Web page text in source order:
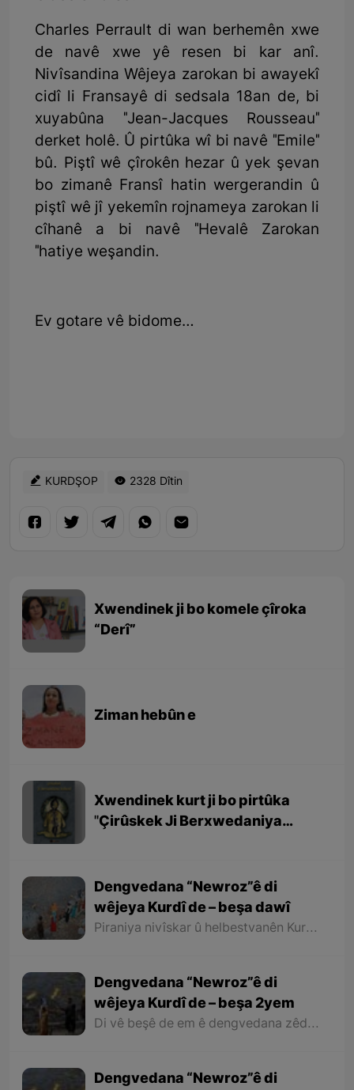
Charles Perrault di wan berhemên xwe
de navê xwe yê resen bi kar anî.
Nivîsandina Wêjeya zarokan bi awayekî
cidî li Fransayê di sedsala 18an de, bi
xuyabûna "Jean-Jacques Rousseau"
derket holê. Û pirtûka wî bi navê "Emile"
bû. Piştî wê çîrokên hezar û yek şevan
bo zimanê Fransî hatin wergerandin û
piştî wê jî yekemîn rojnameya zarokan li
cîhanê a bi navê "Hevalê Zarokan
"hatiye weşandin.
Ev gotare vê bidome…
KURDŞOP 2328 Dîtin
Xwendinek ji bo komele çîroka
“Derî”
Ziman hebûn e
Xwendinek kurt ji bo pirtûka
''Çirûskek Ji Berxwedaniya
Dengvedana “Newroz”ê di
wêjeya Kurdî de – beşa dawî
Piraniya nivîskar û helbestvanên Kurd di helbest û deqên xwe de behsa Newrozê kirine ku ji ber nebûna derfetê em ê tenê îşareyê bi çend mînak ji helbestên wan bikin. Di dawiyê de ez dixwazim bibêjim ku helbestvanên wek “Muxlîs, Ewnî, Hejar, Zarî, Elî Heseniyanî, Jîla Huseynî, Mihemed Salih Dîlan, Esîrî, Nasir Axabira, Celal Melekşa, Şêrko Bêkes û Ebdulah Paşêw” û hwd, di çend helbestên xwe de behsa Newrozê kirine û bal kişandine ser Kurdistanîbûna Newrozê.
Dengvedana “Newroz”ê di
wêjeya Kurdî de – beşa 2yem
Di vê beşê de em ê dengvedana zêdetir a Newrozê di helbest û deqên Kurdî de rabixine ber çavan. Herwisa pêwîst e em îşare bi wê yekê jî bikin ku tevî wê ku em di vê gotarê de dengvedana “Newroz”ê di edebiyata Kurdî de dibînin, em ê hin nivîskar û helbestvanên xwe binêrin ku mixabin navê hin ji wan hatiye jibîrkirin.
Dengvedana “Newroz”ê di